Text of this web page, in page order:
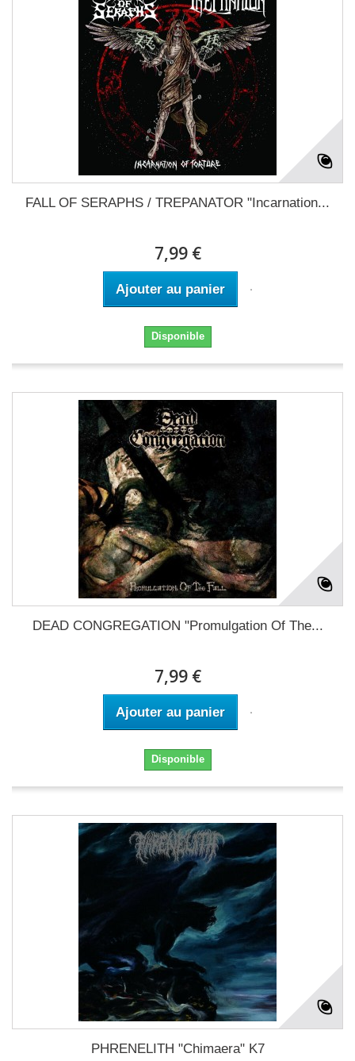
FALL OF SERAPHS / TREPANATOR "Incarnation...
7,99 €
Ajouter au panier
Disponible
DEAD CONGREGATION "Promulgation Of The...
7,99 €
Ajouter au panier
Disponible
PHRENELITH "Chimaera" K7